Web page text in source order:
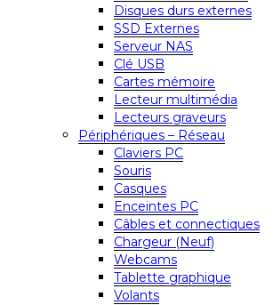
Disques durs externes
SSD Externes
Serveur NAS
Clé USB
Cartes mémoire
Lecteur multimédia
Lecteurs graveurs
Périphériques – Réseau
Claviers PC
Souris
Casques
Enceintes PC
Câbles et connectiques
Chargeur (Neuf)
Webcams
Tablette graphique
Volants